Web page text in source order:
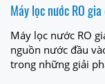
Máy lọc nước RO
Máy lọc nước RO
nguồn nước đầu
trong những giải